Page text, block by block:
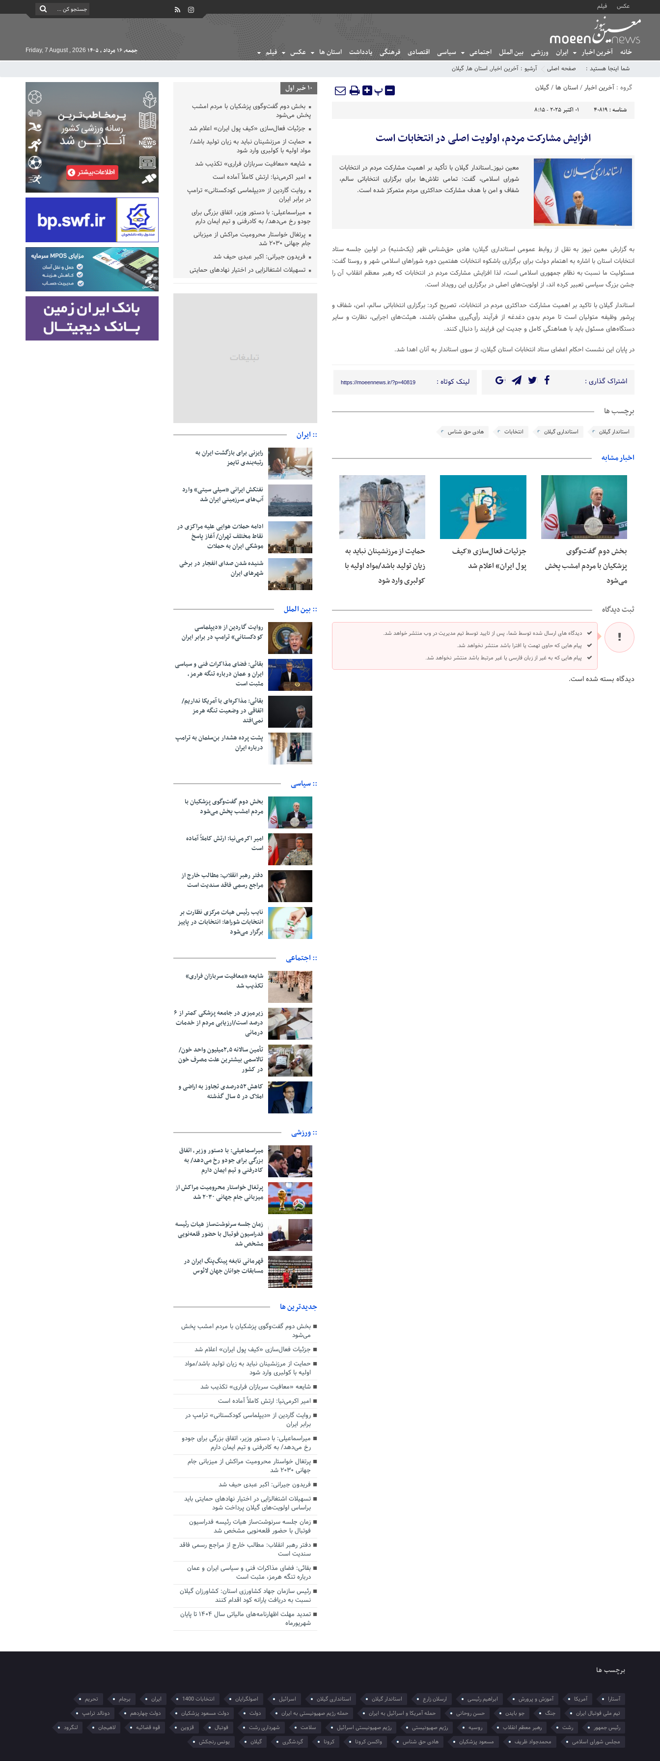
عکس فیلم
خانه آخرین اخبار ایران ورزشی بین الملل اجتماعی سیاسی اقتصادی فرهنگی یادداشت استان ها عکس فیلم جمعه, ۱۶ مرداد , ۱۴۰۵ Friday, 7 August , 2026
شما اینجا هستید : صفحه اصلی آرشیو : آخرین اخبار, استان ها, گیلان
گروه : آخرین اخبار/استان ها /گیلان پ
شناسه : 40819 01 اکتبر 2025 - 8:15
افزایش مشارکت مردم، اولویت اصلی در انتخابات است
معین نیوز_استاندار گیلان با تأکید بر اهمیت مشارکت مردم در انتخابات
شورای اسلامی، گفت: تمامی تلاش‌ها برای برگزاری انتخاباتی سالم،
شفاف و امن با هدف مشارکت حداکثری مردم متمرکز شده است.
به گزارش معین نیوز به نقل از روابط عمومی استانداری گیلان؛ هادی حق‌شناس ظهر (یک‌شنبه) در اولین جلسه ستاد
انتخابات استان با اشاره به اهتمام دولت برای برگزاری باشکوه انتخابات هفتمین دوره شوراهای اسلامی شهر و روستا گفت:
مسئولیت ما نسبت به نظام جمهوری اسلامی است، لذا افزایش مشارکت مردم در انتخابات که رهبر معظم انقلاب آن را
جشن بزرگ سیاسی تعبیر کرده اند، از اولویت‌های اصلی در برگزاری این رویداد است.
استاندار گیلان با تاکید بر اهمیت مشارکت حداکثری مردم در انتخابات، تصریح کرد: برگزاری انتخاباتی سالم، امن، شفاف و
پرشور وظیفه متولیان است تا مردم بدون دغدغه از فرآیند رأی‌گیری مطمئن باشند،‌ هیئت‌های اجرایی، نظارت و سایر
دستگاه‌های مسئول باید با هماهنگی کامل و جدیت این فرایند را دنبال کنند.
در پایان این نشست احکام اعضای ستاد انتخابات استان گیلان، از سوی استاندار به آنان اهدا شد.
اشتراک گذاری : لینک کوتاه : https://moeennews.ir/?p=40819
برچسب ها
استاندار گیلان استانداری گیلان انتخابات هادی حق شناس
اخبار مشابه
بخش دوم گفت‌وگوی
پزشکیان با مردم امشب پخش
می‌شود
جزئیات فعال‌سازی «کیف
پول ایران» اعلام شد
حمایت از مرزنشینان نباید به
زیان تولید باشد/مواد اولیه با
کولبری وارد شود
ثبت دیدگاه
دیدگاه های ارسال شده توسط شما، پس از تایید توسط تیم مدیریت در وب منتشر خواهد شد.
پیام هایی که حاوی تهمت یا افترا باشد منتشر نخواهد شد.
پیام هایی که به غیر از زبان فارسی یا غیر مرتبط باشد منتشر نخواهد شد.
دیدگاه بسته شده است.
10 خبر اول
بخش دوم گفت‌وگوی پزشکیان با مردم امشب
پخش می‌شود
جزئیات فعال‌سازی «کیف پول ایران» اعلام شد
حمایت از مرزنشینان نباید به زیان تولید باشد/
مواد اولیه با کولبری وارد شود
شایعه «معافیت سربازان فراری» تکذیب شد
امیر اکرمی‌نیا: ارتش کاملاً آماده است
روایت گاردین از «دیپلماسی کودکستانی» ترامپ
در برابر ایران
میراسماعیلی: با دستور وزیر، اتفاق بزرگی برای
جودو رخ می‌دهد/ به کادرفنی و تیم ایمان دارم
پرتغال خواستار محرومیت مراکش از میزبانی
جام جهانی ۲۰۳۰ شد
فریدون جیرانی: اکبر عبدی حیف شد
تسهیلات اشتغالزایی در اختیار نهادهای حمایتی
زمان جلسه سرنوشت‌ساز هیات رئیسه
رئیس سازمان جهاد کشاورزی استان: کشاورزان
:: ایران
رایزنی برای بازگشت ایران به
رتبه‌بندی تایمز
نفتکش ایرانی «سیلی سیتی» وارد
آب‌های سرزمینی ایران شد
ادامه حملات هوایی علیه مراکزی در
نقاط مختلف تهران/ آغاز پاسخ
موشکی ایران به حملات
شنیده شدن صدای انفجار در برخی
شهرهای ایران
:: بین الملل
روایت گاردین از «دیپلماسی
کودکستانی» ترامپ در برابر ایران
بقائی: فضای مذاکرات فنی و سیاسی
ایران و عمان درباره تنگه هرمز،
مثبت است
بقائی: مذاکره‌ای با آمریکا نداریم/
اتفاقی در وضعیت تنگه هرمز
نمی‌افتد
پشت پرده هشدار بن‌سلمان به ترامپ
درباره ایران
:: سیاسی
بخش دوم گفت‌وگوی پزشکیان با
مردم امشب پخش می‌شود
امیر اکرمی‌نیا: ارتش کاملاً آماده
است
دفتر رهبر انقلاب: مطالب خارج از
مراجع رسمی فاقد سندیت است
نایب رئیس هیات مرکزی نظارت بر
انتخابات شوراها: انتخابات در پاییز
برگزار می‌شود
:: اجتماعی
شایعه «معافیت سربازان فراری»
تکذیب شد
زیرمیزی در جامعه پزشکی کمتر از ۶
درصد است/ارزیابی مردم از خدمات
درمانی
تأمین سالانه ۲٫۵میلیون واحد خون/
تالاسمی بیشترین علت مصرف‌ خون
در کشور
کاهش ۵۲درصدی تجاوز به اراضی و
املاک در ۵ سال گذشته
:: ورزشی
میراسماعیلی: با دستور وزیر، اتفاق
بزرگی برای جودو رخ می‌دهد/ به
کادرفنی و تیم ایمان دارم
پرتغال خواستار محرومیت مراکش از
میزبانی جام جهانی ۲۰۳۰ شد
زمان جلسه سرنوشت‌ساز هیات رئیسه
فدراسیون فوتبال با حضور قلعه‌نویی
مشخص شد
قهرمانی نابغه پینگ‌پنگ ایران در
مسابقات جوانان جهان لائوس
جديدترين ها
بخش دوم گفت‌وگوی پزشکیان با مردم امشب پخش
می‌شود
جزئیات فعال‌سازی «کیف پول ایران» اعلام شد
حمایت از مرزنشینان نباید به زیان تولید باشد/مواد
اولیه با کولبری وارد شود
شایعه «معافیت سربازان فراری» تکذیب شد
امیر اکرمی‌نیا: ارتش کاملاً آماده است
روایت گاردین از «دیپلماسی کودکستانی» ترامپ در
برابر ایران
میراسماعیلی: با دستور وزیر، اتفاق بزرگی برای جودو
رخ می‌دهد/ به کادرفنی و تیم ایمان دارم
پرتغال خواستار محرومیت مراکش از میزبانی جام
جهانی ۲۰۳۰ شد
فریدون جیرانی: اکبر عبدی حیف شد
تسهیلات اشتغالزایی در اختیار نهادهای حمایتی باید
براساس اولویت‌های گیلان پرداخت شود
زمان جلسه سرنوشت‌ساز هیات رئیسه فدراسیون
فوتبال با حضور قلعه‌نویی مشخص شد
دفتر رهبر انقلاب: مطالب خارج از مراجع رسمی فاقد
سندیت است
بقائی: فضای مذاکرات فنی و سیاسی ایران و عمان
درباره تنگه هرمز، مثبت است
رئیس سازمان جهاد کشاورزی استان: کشاورزان گیلان
نسبت به دریافت یارانه کود اقدام کنند
تمدید مهلت اظهارنامه‌های مالیاتی سال ۱۴۰۴ تا پایان
شهریورماه
برچسب ها
آستارا آمریکا آموزش و پرورش ابراهیم رئیسی ارسلان زارع استاندار گیلان استانداری گیلان اسرائیل اصولگرایان انتخابات 1400 ایران برجام
تحریم
تیم ملی فوتبال ایران
جنگ جو بایدن حسن روحانی حمله آمریکا و اسرائیل به ایران حمله رژیم صهیونیستی به ایران دولت دولت مسعود پزشکیان دولت چهاردهم
دونالد ترامپ
رئیس جمهور
رشت رهبر معظم انقلاب روسیه رژیم صهیونیستی رژیم صهیونیستی اسرائیل سلامت شهرداری رشت فوتبال قزوین قوه قضائیه لاهیجان
لنگرود
مجلس شورای اسلامی
محمدجواد ظریف مسعود پزشکیان هادی حق شناس واکسن کرونا کرونا گردشگری گیلان یونس رنجکش